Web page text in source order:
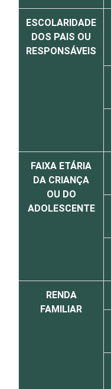
ESCOLARIDADE
DOS PAIS OU
RESPONSÁVEIS
FAIXA ETÁRIA
DA CRIANÇA
OU DO
ADOLESCENTE
RENDA
FAMILIAR